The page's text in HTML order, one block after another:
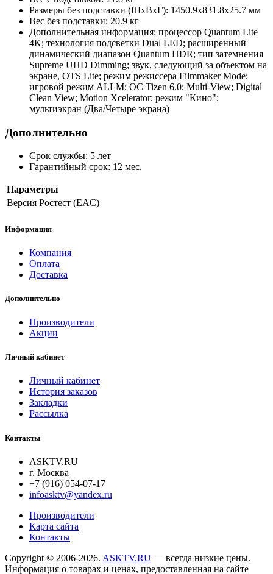
Размеры без подставки (ШxВxГ): 1450.9x831.8x25.7 мм
Вес без подставки: 20.9 кг
Дополнительная информация: процессор Quantum Lite
4K; технология подсветки Dual LED; расширенный
динамический диапазон Quantum HDR; тип затемнения
Supreme UHD Dimming; звук, следующий за объектом на
экране, OTS Lite; режим режиссера Filmmaker Mode;
игровой режим ALLM; ОС Tizen 6.0; Multi-View; Digital
Clean View; Motion Xcelerator; режим "Кино";
мультиэкран (Два/Четыре экрана)
Дополнительно
Срок службы: 5 лет
Гарантийный срок: 12 мес.
Параметры
Версия Ростест (EAC)
Информация
Компания
Оплата
Доставка
Дополнительно
Производители
Акции
Личный кабинет
Личный кабинет
История заказов
Закладки
Рассылка
Контакты
ASKTV.RU
г. Москва
+7 (916) 054-07-17
infoasktv@yandex.ru
Производители
Карта сайта
Контакты
Copyright © 2006-2026. ASKTV.RU — всегда низкие цены.
Информация о товарах и ценах, предоставленная на сайте